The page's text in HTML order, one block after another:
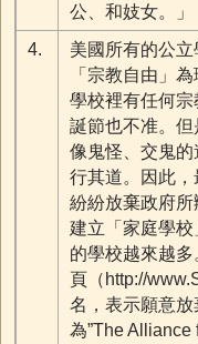
公、和妓女。」
4.
美國所有的公
「宗教自由」
學校裡有任何
誕節也不准。
像鬼怪、交鬼
行其道。因此
紛紛放棄政府
建立「家庭學
的學校越來越
頁（http://
名，表示願意
為”The Alliance